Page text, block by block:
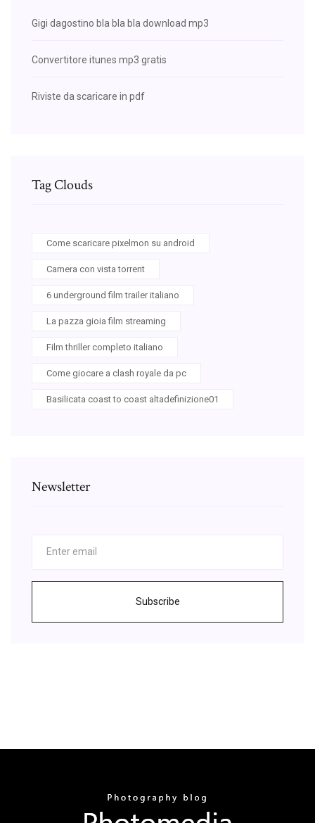
Gigi dagostino bla bla bla download mp3
Convertitore itunes mp3 gratis
Riviste da scaricare in pdf
Tag Clouds
Come scaricare pixelmon su android
Camera con vista torrent
6 underground film trailer italiano
La pazza gioia film streaming
Film thriller completo italiano
Come giocare a clash royale da pc
Basilicata coast to coast altadefinizione01
Newsletter
Subscribe